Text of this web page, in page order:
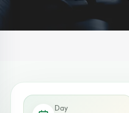
Day